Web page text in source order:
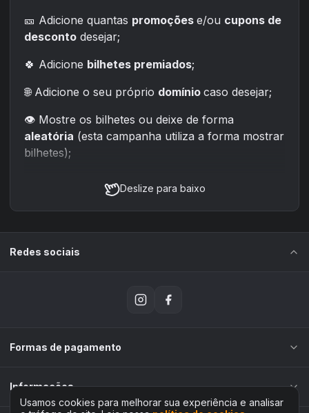
🎫 Adicione quantas promoções e/ou cupons de
desconto desejar;
🍀 Adicione bilhetes premiados;
🌐 Adicione o seu próprio domínio caso desejar;
👁 Mostre os bilhetes ou deixe de forma
aleatória (esta campanha utiliza a forma mostrar
bilhetes);
aparência
👥 Adicioneafiliadospara divulgarem a sua
📈 Veja os
📊 Adicione várias integrações como o
Deslize para baixo
Redes sociais
Formas de pagamento
Informações
Usamos cookies para melhorar sua experiência e analisar